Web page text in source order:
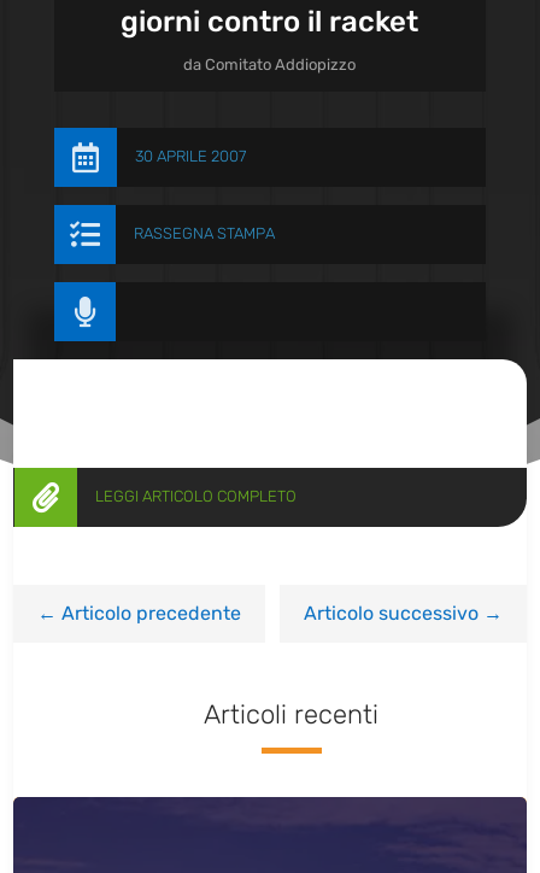
giorni contro il racket
daComitato Addiopizzo
 30 APRILE 2007
 RASSEGNA STAMPA

 LEGGI ARTICOLO COMPLETO
←Articolo precedente Articolo successivo→
Articoli recenti